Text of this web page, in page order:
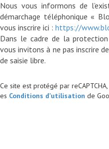
Nous vous informons de
démarchage téléphonique «
vous inscrire ici : https://
Dans le cadre de la
vous invitons à ne pas inscrire
Ce site est protégé par
es Conditions d'utilisation de